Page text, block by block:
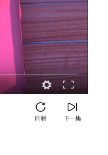
下一集
刷新